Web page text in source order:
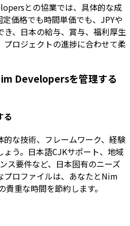
との協業では、具体的な成
価格でも時間単価でも、JPYや
き、日本の給与、賞与、福利厚生
ロジェクトの進捗に合わせて柔
Developersを管理する
る
的な技術、フレームワーク、経験
う。日本語CJKサポート、地域
ス要件など、日本固有のニーズ
プロファイルは、あなたとNim
重な時間を節約します。